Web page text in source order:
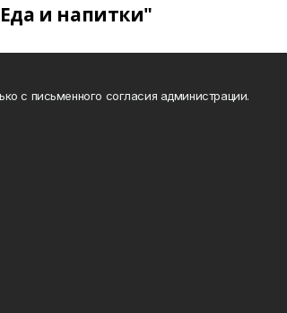
и напитки"
с письменного согласия администрации.